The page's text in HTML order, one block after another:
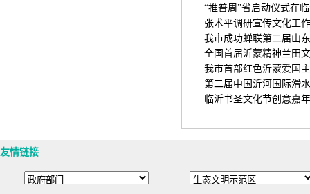
“推普周”省启动仪式在
张术平调研宣传文化工
我市成功蝉联第二届山
全国首届沂蒙精神兰田
我市首部红色沂蒙爱国
第二届中国沂河国际滑
临沂书圣文化节创意嘉
友情链接